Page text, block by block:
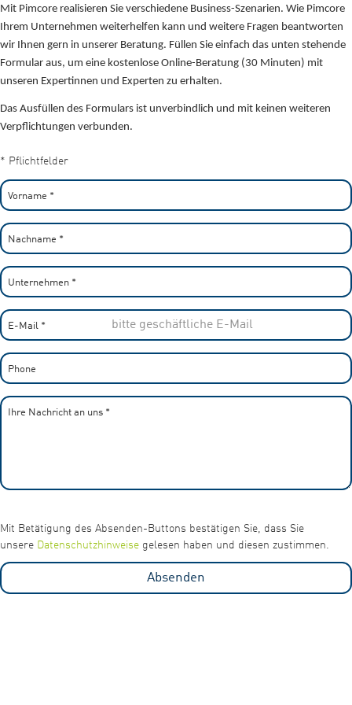
Mit Pimcore realisieren Sie verschiedene Business-Szenarien. Wie Pimcore
Ihrem Unternehmen weiterhelfen kann und weitere Fragen beantworten
wir Ihnen gern in unserer Beratung. Füllen Sie einfach das unten stehende
Formular aus, um eine kostenlose Online-Beratung (30 Minuten) mit
unseren Expertinnen und Experten zu erhalten.
Das Ausfüllen des Formulars ist unverbindlich und mit keinen weiteren
Verpflichtungen verbunden.
* Pflichtfelder
Vorname *
Nachname *
Unternehmen *
E-Mail *
Phone
Ihre Nachricht an uns *
Mit Betätigung des Absenden-Buttons bestätigen Sie, dass Sie
unsere Datenschutzhinweise gelesen haben und diesen zustimmen.